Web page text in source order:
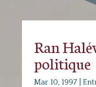
Ran
politique
Mar 10, 1997|